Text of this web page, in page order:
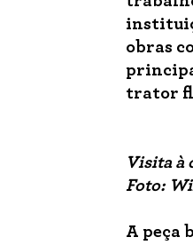
obras
trator
Visita à
Foto:
A peça